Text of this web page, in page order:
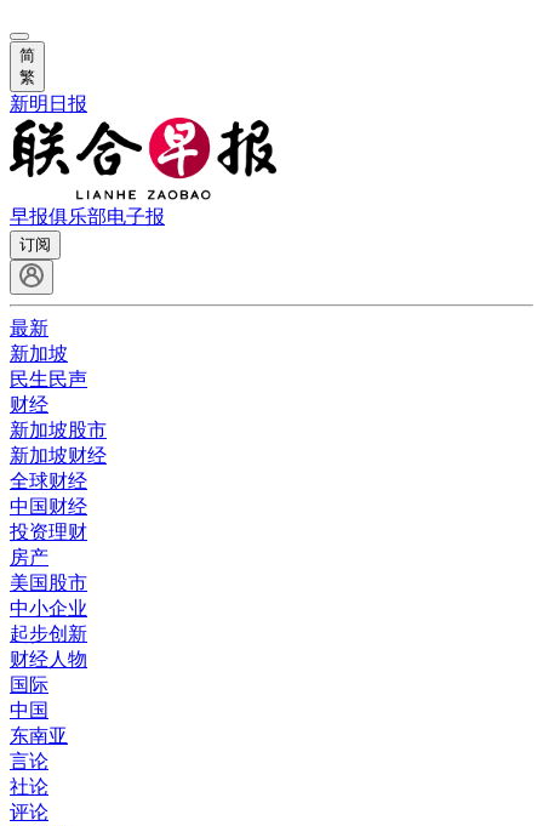
简
繁
新明日报
早报俱乐部电子报
订阅
最新
新加坡
民生民声
财经
新加坡股市
新加坡财经
全球财经
中国财经
投资理财
房产
美国股市
中小企业
起步创新
财经人物
国际
中国
东南亚
言论
社论
评论